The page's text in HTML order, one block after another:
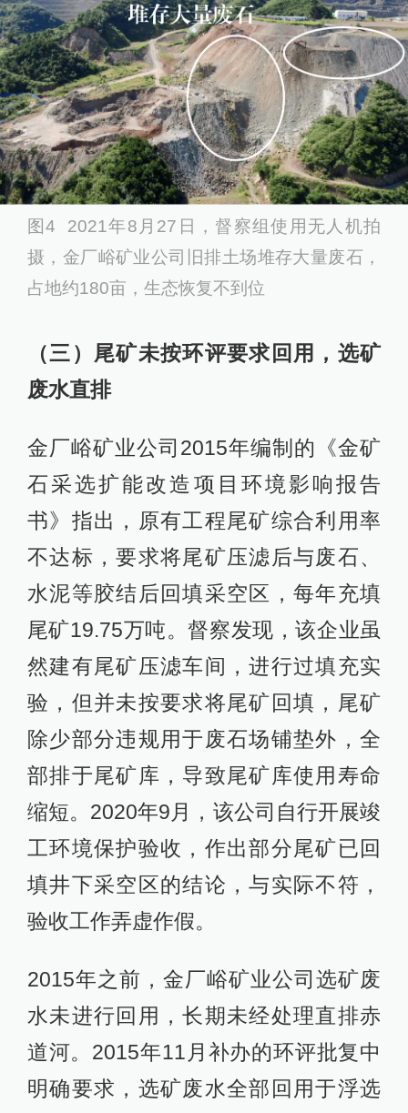
图4 2021年8月27日，督察组使用无人机拍
摄，金厂峪矿业公司旧排土场堆存大量废石，
占地约180亩，生态恢复不到位
（三）尾矿未按环评要求回用，选矿
废水直排
金厂峪矿业公司2015年编制的《金矿
石采选扩能改造项目环境影响报告
书》指出，原有工程尾矿综合利用率
不达标，要求将尾矿压滤后与废石、
水泥等胶结后回填采空区，每年充填
尾矿19.75万吨。督察发现，该企业虽
然建有尾矿压滤车间，进行过填充实
验，但并未按要求将尾矿回填，尾矿
除少部分违规用于废石场铺垫外，全
部排于尾矿库，导致尾矿库使用寿命
缩短。2020年9月，该公司自行开展竣
工环境保护验收，作出部分尾矿已回
填井下采空区的结论，与实际不符，
验收工作弄虚作假。
2015年之前，金厂峪矿业公司选矿废
水未进行回用，长期未经处理直排赤
道河。2015年11月补办的环评批复中
明确要求，选矿废水全部回用于浮选